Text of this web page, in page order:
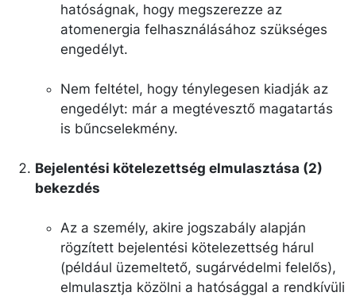
hatóságnak, hogy megszerezze az
atomenergia felhasználásához szükséges
engedélyt.
Nem feltétel, hogy ténylegesen kiadják az
engedélyt: már a megtévesztő magatartás
is bűncselekmény.
Bejelentési kötelezettség elmulasztása (2)
bekezdés
Az a személy, akire jogszabály alapján
rögzített bejelentési kötelezettség hárul
(például üzemeltető, sugárvédelmi felelős),
elmulasztja közölni a hatósággal a rendkívüli